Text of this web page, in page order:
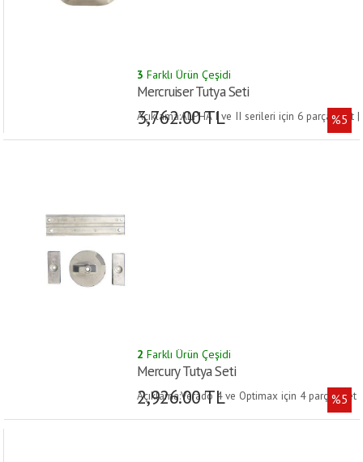
3 Farklı Ürün Çeşidi
Mercruiser Tutya Seti
Açıklama:ALPHA I ve II serileri için 6 parçalı set |
3,762.00 TL %5
2 Farklı Ürün Çeşidi
Mercury Tutya Seti
Açıklama:Verado 4 ve Optimax için 4 parçalı set
2,926.00 TL %5